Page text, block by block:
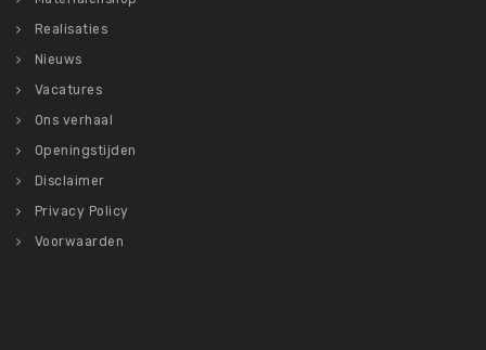
Realisaties
Nieuws
Vacatures
Ons verhaal
Openingstijden
Disclaimer
Privacy Policy
Voorwaarden